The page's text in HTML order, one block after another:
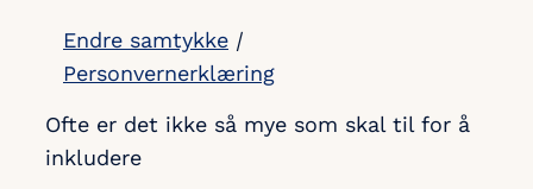
Endre samtykke |
Personvernerklæring
Ofte er det ikke så mye som skal til for å
inkludere